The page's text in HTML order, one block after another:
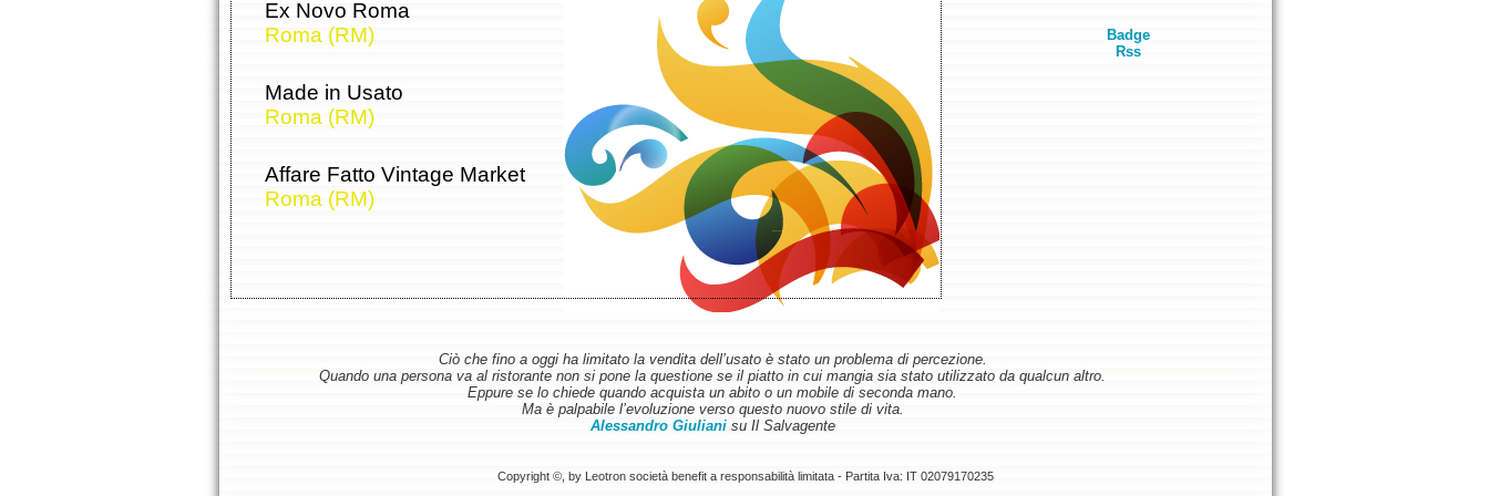
Badge
Rss
Ex Novo Roma
Roma (RM)
Made in Usato
Roma (RM)
Affare Fatto Vintage Market
Roma (RM)
Ciò che fino a oggi ha limitato la vendita dell’usato è stato un problema di percezione.
Quando una persona va al ristorante non si pone la questione se il piatto in cui mangia sia stato utilizzato da qualcun altro.
Eppure se lo chiede quando acquista un abito o un mobile di seconda mano.
Ma è palpabile l’evoluzione verso questo nuovo stile di vita.
Alessandro Giulianisu Il Salvagente
Copyright ©, by Leotron società benefit a responsabilità limitata - Partita Iva: IT 02079170235